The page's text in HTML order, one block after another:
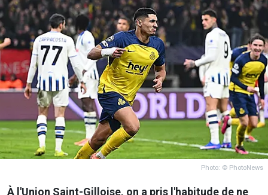
Photo: © PhotoNews
À l'Union Saint-Gilloise, on a pris l'habitude de ne